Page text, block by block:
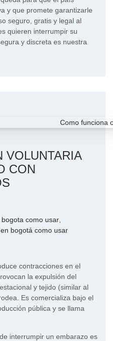
y que promete garantizarle
seguro, gratis y legal al
quieren interrumpir su
y discreta es nuestra
VOLUNTARIA
CON
como usar
bogotá como usar
contracciones en el
la expulsión del
y tejido (similar al
Es comercializa bajo el
pública y se llama
interrumpir un embarazo es